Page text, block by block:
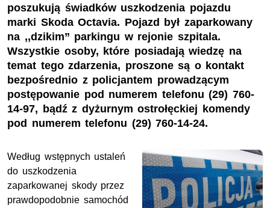
poszukują świadków uszkodzenia pojazdu
marki Skoda Octavia. Pojazd był zaparkowany
na ,,dzikim” parkingu w rejonie szpitala.
Wszystkie osoby, które posiadają wiedzę na
temat tego zdarzenia, proszone są o kontakt
bezpośrednio z policjantem prowadzącym
postępowanie pod numerem telefonu (29) 760-
14-97, bądź z dyżurnym ostrołęckiej komendy
pod numerem telefonu (29) 760-14-24.
Według wstępnych ustaleń
do uszkodzenia
zaparkowanej skody przez
prawdopodobnie samochód